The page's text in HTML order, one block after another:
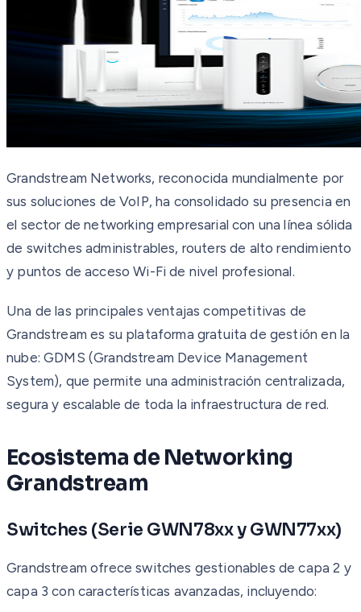
Grandstream Networks, reconocida mundialmente por
sus soluciones de VoIP, ha consolidado su presencia en
el sector de networking empresarial con una línea sólida
de switches administrables, routers de alto rendimiento
y puntos de acceso Wi-Fi de nivel profesional.
Una de las principales ventajas competitivas de
Grandstream es su plataforma gratuita de gestión en la
nube: GDMS (Grandstream Device Management
System), que permite una administración centralizada,
segura y escalable de toda la infraestructura de red.
Ecosistema de Networking
Grandstream
Switches (Serie GWN78xx y GWN77xx)
Grandstream ofrece switches gestionables de capa 2 y
capa 3 con características avanzadas, incluyendo: